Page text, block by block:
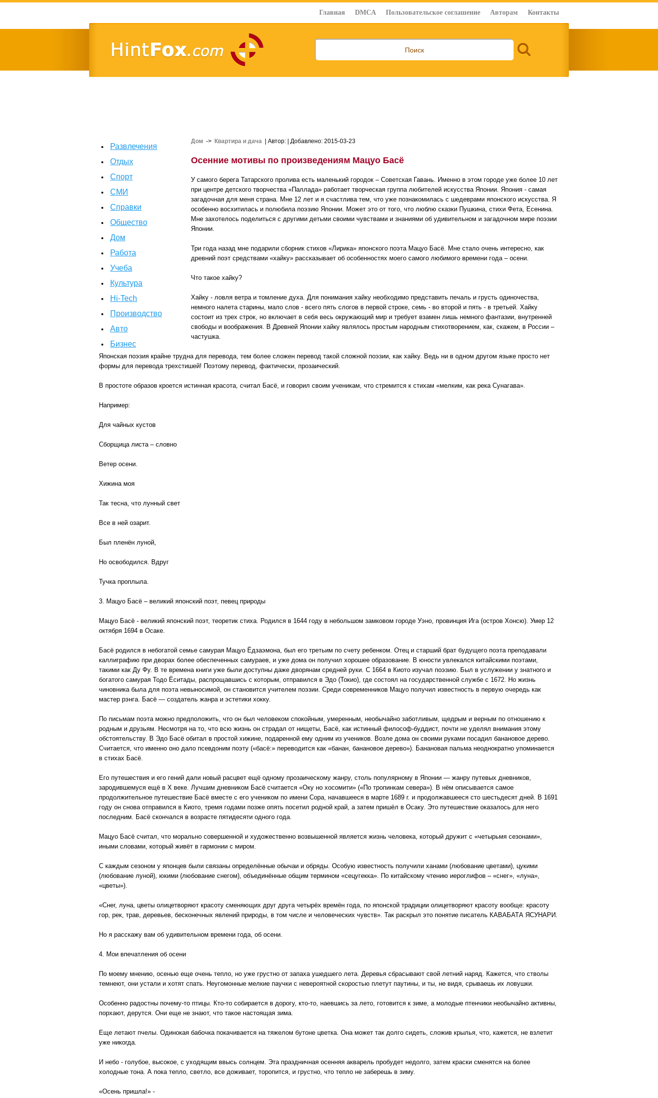
Главная DMCA Пользовательское соглашение Авторам Контакты
Развлечения
Отдых
Спорт
СМИ
Справки
Общество
Дом
Работа
Учеба
Культура
Hi-Tech
Производство
Авто
Бизнес
Дом -> Квартира и дача | Автор: | Добавлено: 2015-03-23
Осенние мотивы по произведениям Мацуо Басё
У самого берега Татарского пролива есть маленький городок – Советская Гавань. Именно в этом городе уже более 10 лет
при центре детского творчества «Паллада» работает творческая группа любителей искусства Японии. Япония - самая
загадочная для меня страна. Мне 12 лет и я счастлива тем, что уже познакомилась с шедеврами японского искусства. Я
особенно восхитилась и полюбила поэзию Японии. Может это от того, что люблю сказки Пушкина, стихи Фета, Есенина.
Мне захотелось поделиться с другими детьми своими чувствами и знаниями об удивительном и загадочном мире поэзии
Японии.
Три года назад мне подарили сборник стихов «Лирика» японского поэта Мацуо Басё. Мне стало очень интересно, как
древний поэт средствами «хайку» рассказывает об особенностях моего самого любимого времени года – осени.
Что такое хайку?
Хайку - ловля ветра и томление духа. Для понимания хайку необходимо представить печаль и грусть одиночества,
немного налета старины, мало слов - всего пять слогов в первой строке, семь - во второй и пять - в третьей. Хайку
состоит из трех строк, но включает в себя весь окружающий мир и требует взамен лишь немного фантазии, внутренней
свободы и воображения. В Древней Японии хайку являлось простым народным стихотворением, как, скажем, в России –
частушка.
Японская поэзия крайне трудна для перевода, тем более сложен перевод такой сложной поэзии, как хайку. Ведь ни в одном другом языке просто нет
формы для перевода трехстишей! Поэтому перевод, фактически, прозаический.
В простоте образов кроется истинная красота, считал Басё, и говорил своим ученикам, что стремится к стихам «мелким, как река Сунагава».
Например:
Для чайных кустов
Сборщица листа – словно
Ветер осени.
Хижина моя
Так тесна, что лунный свет
Все в ней озарит.
Был пленён луной,
Но освободился. Вдруг
Тучка проплыла.
3. Мацуо Басё – великий японский поэт, певец природы
Мацуо Басё - великий японский поэт, теоретик стиха. Родился в 1644 году в небольшом замковом городе Уэно, провинция Ига (остров Хонсю). Умер 12
октября 1694 в Осаке.
Басё родился в небогатой семье самурая Мацуо Ёдзаэмона, был его третьим по счету ребенком. Отец и старший брат будущего поэта преподавали
каллиграфию при дворах более обеспеченных самураев, и уже дома он получил хорошее образование. В юности увлекался китайскими поэтами,
такими как Ду Фу. В те времена книги уже были доступны даже дворянам средней руки. С 1664 в Киото изучал поэзию. Был в услужении у знатного и
богатого самурая Тодо Ёситады, распрощавшись с которым, отправился в Эдо (Токио), где состоял на государственной службе с 1672. Но жизнь
чиновника была для поэта невыносимой, он становится учителем поэзии. Среди современников Мацуо получил известность в первую очередь как
мастер рэнга. Басё — создатель жанра и эстетики хокку.
По письмам поэта можно предположить, что он был человеком спокойным, умеренным, необычайно заботливым, щедрым и верным по отношению к
родным и друзьям. Несмотря на то, что всю жизнь он страдал от нищеты, Басё, как истинный философ-буддист, почти не уделял внимания этому
обстоятельству. В Эдо Басё обитал в простой хижине, подаренной ему одним из учеников. Возле дома он своими руками посадил банановое дерево.
Считается, что именно оно дало псевдоним поэту («басё:» переводится как «банан, банановое дерево»). Банановая пальма неоднократно упоминается
в стихах Басё.
Его путешествия и его гений дали новый расцвет ещё одному прозаическому жанру, столь популярному в Японии — жанру путевых дневников,
зародившемуся ещё в X веке. Лучшим дневником Басё считается «Оку но хосомити» («По тропинкам севера»). В нём описывается самое
продолжительное путешествие Басё вместе с его учеником по имени Сора, начавшееся в марте 1689 г. и продолжавшееся сто шестьдесят дней. В 1691
году он снова отправился в Киото, тремя годами позже опять посетил родной край, а затем пришёл в Осаку. Это путешествие оказалось для него
последним. Басё скончался в возрасте пятидесяти одного года.
Мацуо Басё считал, что морально совершенной и художественно возвышенной является жизнь человека, который дружит с «четырьмя сезонами»,
иными словами, который живёт в гармонии с миром.
С каждым сезоном у японцев были связаны определённые обычаи и обряды. Особую известность получили ханами (любование цветами), цукими
(любование луной), юкими (любование снегом), объединённые общим термином «сецугекка». По китайскому чтению иероглифов – «снег», «луна»,
«цветы»).
«Снег, луна, цветы олицетворяют красоту сменяющих друг друга четырёх времён года, по японской традиции олицетворяют красоту вообще: красоту
гор, рек, трав, деревьев, бесконечных явлений природы, в том числе и человеческих чувств». Так раскрыл это понятие писатель КАВАБАТА ЯСУНАРИ.
Но я расскажу вам об удивительном времени года, об осени.
4. Мои впечатления об осени
По моему мнению, осенью еще очень тепло, но уже грустно от запаха ушедшего лета. Деревья сбрасывают свой летний наряд. Кажется, что стволы
темнеют, они устали и хотят спать. Неугомонные мелкие паучки с невероятной скоростью плетут паутины, и ты, не видя, срываешь их ловушки.
Особенно радостны почему-то птицы. Кто-то собирается в дорогу, кто-то, наевшись за лето, готовится к зиме, а молодые птенчики необычайно активны,
порхают, дерутся. Они еще не знают, что такое настоящая зима.
Еще летают пчелы. Одинокая бабочка покачивается на тяжелом бутоне цветка. Она может так долго сидеть, сложив крылья, что, кажется, не взлетит
уже никогда.
И небо - голубое, высокое, с уходящим ввысь солнцем. Эта праздничная осенняя акварель пробудет недолго, затем краски сменятся на более
холодные тона. А пока тепло, светло, все доживает, торопится, и грустно, что тепло не заберешь в зиму.
«Осень пришла!» -